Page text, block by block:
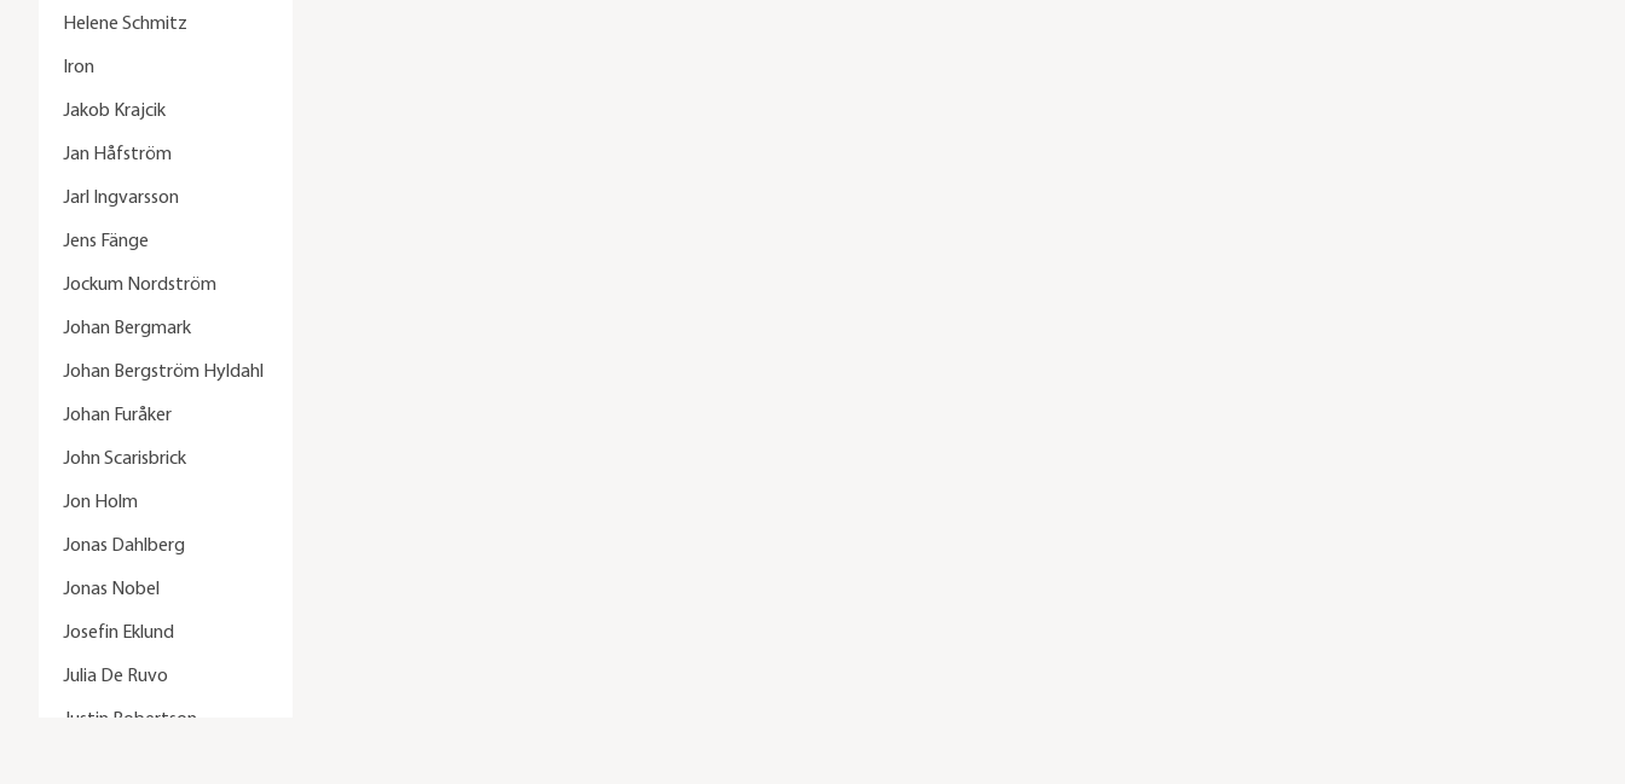
Helene Schmitz
Iron
Jakob Krajcik
Jan Håfström
Jarl Ingvarsson
Jens Fänge
Jockum Nordström
Johan Bergmark
Johan Bergström Hyldahl
Johan Furåker
John Scarisbrick
Jon Holm
Jonas Dahlberg
Jonas Nobel
Josefin Eklund
Julia De Ruvo
Justin Robertson